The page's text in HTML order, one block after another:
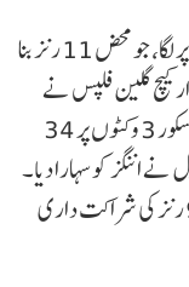
تیسرا بڑا جھٹکا ہندوستان کو وراٹ کوہلی کے طور پر لگا، جو محض 11 رنز بنا
کیچ گلین فلپس نے
ڈائیو لگاتے ہوئے لیا۔ ایک موقع پر ہندوستان کا اسکور 3 وکٹوں پر 34
اننگز کو سہارا دیا۔
دونوں بلے بازوں نے چوتھے وکٹ کے لیے 98 رنز کی شراکت داری